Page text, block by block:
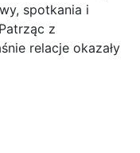
spotkania i
z
relacje okazały